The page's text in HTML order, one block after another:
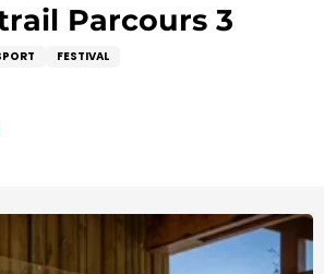
Parcours 3
FESTIVAL
favoris